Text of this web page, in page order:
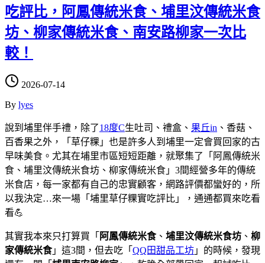
吃評比，阿鳳傳統米食、埔里汶傳統米食
坊、柳家傳統米食、南安路柳家一次比
較！
2026-07-14
By lyes
說到埔里伴手禮，除了18度C生吐司、禮盒、 果丘in 、香菇、
百香果之外，「草仔粿」也是許多人到埔里一定會買回家的古
早味美食。尤其在埔里市區短短距離，就聚集了「阿鳳傳統米
食、埔里汶傳統米食坊、柳家傳統米食」3間經營多年的傳統
米食店，每一家都有自己的忠實顧客，網路評價都蠻好的，所
以我決定…來一場「埔里草仔粿實吃評比」，通通都買來吃看
看💪
其實我本來只打算買「 阿鳳傳統米食、 埔里汶傳統米食坊 、 柳
家傳統米食」這3間，但去吃「 QQ田甜品工坊 」的時候，發現